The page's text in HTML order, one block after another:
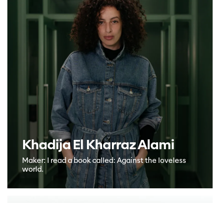
Khadija El Kharraz Alami
Maker: I read a book called: Against the loveless
world.